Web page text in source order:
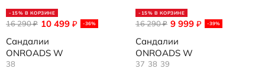
-15% В КОРЗИНЕ
10 499 ₽ -36%
16 290₽
Сандалии
ONROADS W
38
-15% В КОРЗИНЕ
9 999 ₽ -39%
16 290₽
Сандалии
ONROADS W
37 38 39